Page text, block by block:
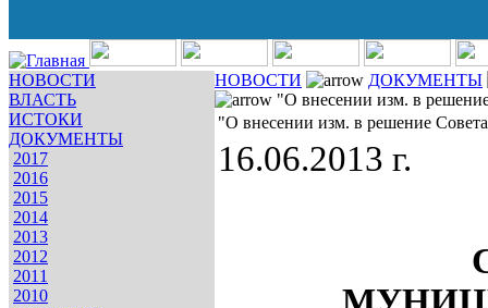
НОВОСТИ
ВЛАСТЬ
ИСТОКИ
ДОКУМЕНТЫ
2017
2016
2015
2014
2013
2012
2011
2010
НОВОСТИ
ДОКУМЕНТЫ
"О внесении изм. в
"О внесении изм. в решение
16.06.2013 г.